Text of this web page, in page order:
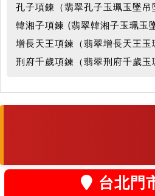
孔子項鍊（翡翠孔子玉珮玉墜吊
韓湘子項鍊 (翡翠韓湘子玉珮玉
增長天王項鍊（翡翠增長天王玉
刑府千歲項鍊（翡翠刑府千歲玉
台北門